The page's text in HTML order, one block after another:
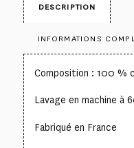
DESCRIPTION
INFORMATIONS
Composition : 100 %
Lavage en machine à
Fabriqué en France